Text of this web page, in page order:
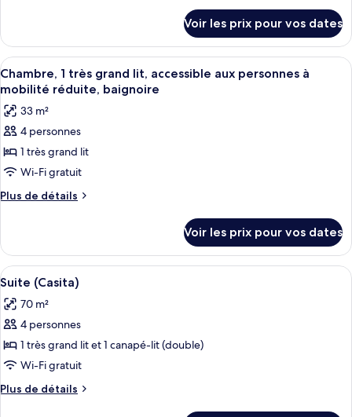
1
très
grand
lit,
accessible
aux
personnes
à
mobilité
réduite
le
type
de
chambre
très
grand
lit,
accessible
personnes
(Shower)
Voir les prix pour vos dates
Afficher
toutes
les
photos
pour
ce
type
de
1
très
grand
lit,
accessible
aux
personnes
à
mobilité
Une chambre d’hôtel équipée d’un
10
Chambre, 1 très grand lit, accessible aux personnes à
mobilité réduite, baignoire
33 m²
4 personnes
1 très grand lit
Wi-Fi gratuit
Plus de détails
Plus
le
type
de
chambre
Chambre,
grand
lit,
aux
Voir les prix pour vos dates
Afficher
toutes
les
photos
pour
ce
type
de
Un espace repas moderne avec une
10
Suite (Casita)
70 m²
4 personnes
1 très grand lit et 1 canapé-lit (double)
Wi-Fi gratuit
Plus de détails
Plus